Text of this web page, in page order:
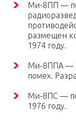
Ми-8ПП —
размещен
1974 году.
Ми-8ППА —
помех.
Ми-8ПС —
1976 году.